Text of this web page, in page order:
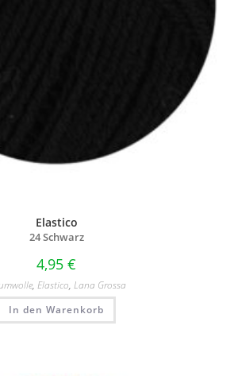
Elastico
24 Schwarz
4,95 €
, Elastico, Lana Grossa
In den Warenkorb